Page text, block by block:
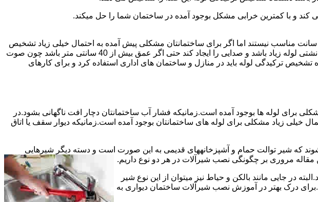
و با کمترین خرابی مشکل بوجود آمده در ساختمان شما را حل میکند.
دستگاه های نشت یابی لوله صوتی تا عمق 40 سانتی متری را می توانند نشت یابی کنند و برای عمقی بالاتر از 40 سانت مناسب نیستند اما اگر برای ساختمانتان مشکلی پیش آمده به احتمال خیلی زیاد تشخیص
به درستی انجام می شود زیرا عمق ترکیدگی معمولاً در ساختمان ها بیش از 40 سانت نیست.البته اگر ترکیدگی یا نشتی لوله زیاد باشد و صدایی را ایجاد کند حتی اگر عمق بیش از 40 سانتی متر باشد چون صوت
ترکیدگی لوله باید در منازل و ساختمان های اداری استفاده کرد و برای کارهای
برای لوله ها بوجود آمده است.زمانیکه فشار آب ساختمانتان دچار افت ناگهانی بشود.در
زیاد مشکلی برای لوله های ساختمانتان بوجود آمده است.زمانیکه دیوار سقف یا اتاق
که شیر توالت حمام و آشپزخانههای قدیمی به این صورت است و دسته دیگر شیرهایی
مروری بر چگونگی نصب شیرآلات در هر دو نوع داریم.
در جایی مانند بالکن و حیاط نیز میتوان از این نوع شیر
درک بهتر در آموزش نصب شیرآلات ساختمان دیواری به